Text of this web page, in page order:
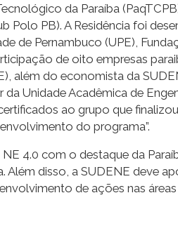
da Paraíba
Polo PB). A Residência foi
de Pernambuco (UPE),
de oito empresas
do economista da
Unidade Acadêmica de
ao grupo que
do programa”.
4.0 com o destaque da
disso, a SUDENE deve
de ações nas